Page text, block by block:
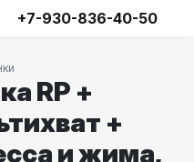
+7-930-836-40-50
RP +
+
и жима,